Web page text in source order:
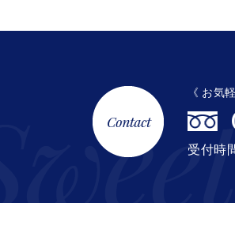
《 お気
受付時